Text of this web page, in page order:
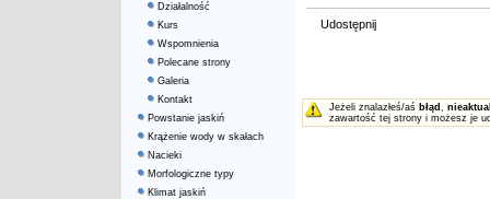
Działalność
Kurs
Wspomnienia
Polecane strony
Galeria
Kontakt
Powstanie jaskiń
Krążenie wody w skałach
Nacieki
Morfologiczne typy
Klimat jaskiń
Udostępnij
Jeżeli znalazłeś/aś błąd ,
zawartość tej strony i możesz je